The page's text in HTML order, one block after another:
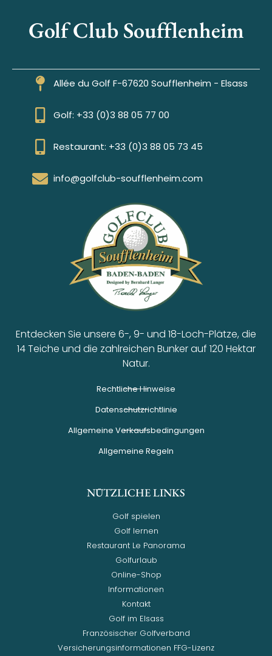
Golf Club Soufflenheim
Allée du Golf F-67620 Soufflenheim - Elsass
Golf: +33 (0)3 88 05 77 00
Restaurant: +33 (0)3 88 05 73 45
info@golfclub-soufflenheim.com
Entdecken Sie unsere 6-, 9- und 18-Loch-Plätze, die
14 Teiche und die zahlreichen Bunker auf 120 Hektar
Natur.
Rechtliche Hinweise
Datenschutzrichtlinie
Allgemeine Verkaufsbedingungen
Allgemeine Regeln
NÜTZLICHE LINKS
Golf spielen
Golf lernen
Restaurant Le Panorama
Golfurlaub
Online-Shop
Informationen
Kontakt
Golf im Elsass
Französischer Golfverband
Versicherungsinformationen FFG-Lizenz